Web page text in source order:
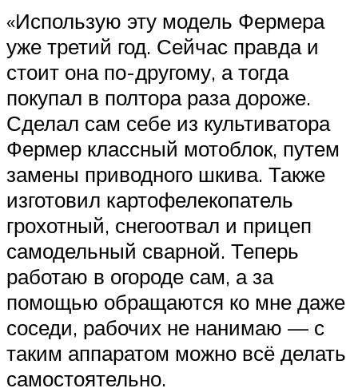
«Использую эту модель Фермера
уже третий год. Сейчас правда и
стоит она по-другому, а тогда
покупал в полтора раза дороже.
Сделал сам себе из культиватора
Фермер классный мотоблок, путем
замены приводного шкива. Также
изготовил картофелекопатель
грохотный, снегоотвал и прицеп
самодельный сварной. Теперь
работаю в огороде сам, а за
помощью обращаются ко мне даже
соседи, рабочих не нанимаю — с
таким аппаратом можно всё делать
самостоятельно.